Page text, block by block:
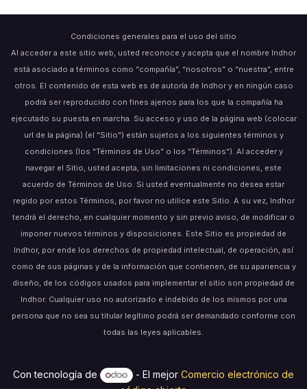
Condiciones generales para el uso del sitio
Al acceder a este sitio web, usted reconoce y acepta que el nombre Indhor
está asociado a términos como “compañía”, “nosotros” o “nuestra”, entre
otros. El contenido de esta web es de autoría de Indhor y en ningún caso
podrá ser reproducido con fines ajenos para los que la compañía ha
ejecutado su puesta en marcha. Su acceso y uso de la página web (colocar
url de la página) (el "Sitio") están sujetos a los siguientes términos y
condiciones (los "Términos de Uso" o los "Términos"). Al acceder y
navegar el Sitio, usted acepta, sin limitaciones ni condiciones, este
acuerdo de Términos de Uso. Si usted eventualmente no desea estar
regido por estos Términos, por favor no utilice este Sitio. A su vez, Indhor
tendrá el derecho, en cualquier momento y sin previo aviso, de modificar o
imponer nuevos términos y disposiciones. Este Sitio es propiedad de
Indhor, por ende los derechos de propiedad intelectual, de operación, así
como de sus páginas y de la información que contienen, de su apariencia y
diseño, de los códigos usados para implementar el sitio son propiedad de
Indhor. Cualquier uso no autorizado e indebido de los mismos por una
persona que no sea su titular legítimo podrá ser demandado conforme con
todas las leyes aplicables.
Con tecnología de - El mejorComercio electrónico de